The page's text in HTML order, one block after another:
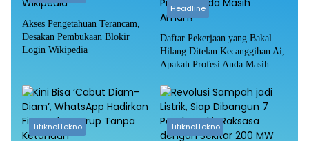
Akses Pengetahuan Terancam,
Desakan Pembukaan Blokir
Login Wikipedia
Headline
Daftar Pekerjaan yang Bakal
Hilang Ditelan Kecanggihan Ai,
Apakah Profesi Anda Masih
TitiknolTekno TitiknolTekno